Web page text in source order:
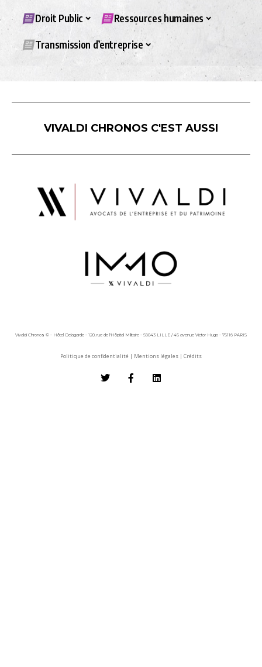
Droit Public Ressources humaines
Transmission d’entreprise
VIVALDI CHRONOS C'EST AUSSI
Vivaldi Chronos © - Hôtel Delagarde - 120, rue de l'Hôpital Militaire - 59043 LILLE / 45 avenue Victor Hugo - 75116 PARIS
Politique de confidentialité | Mentions légales | Crédits